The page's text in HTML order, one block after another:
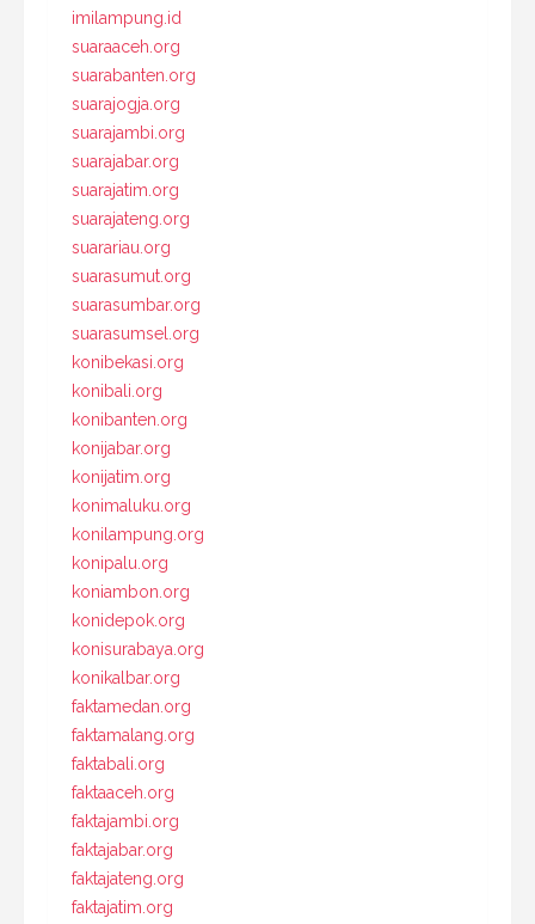
imilampung.id
suaraaceh.org
suarabanten.org
suarajogja.org
suarajambi.org
suarajabar.org
suarajatim.org
suarajateng.org
suarariau.org
suarasumut.org
suarasumbar.org
suarasumsel.org
konibekasi.org
konibali.org
konibanten.org
konijabar.org
konijatim.org
konimaluku.org
konilampung.org
konipalu.org
koniambon.org
konidepok.org
konisurabaya.org
konikalbar.org
faktamedan.org
faktamalang.org
faktabali.org
faktaaceh.org
faktajambi.org
faktajabar.org
faktajateng.org
faktajatim.org